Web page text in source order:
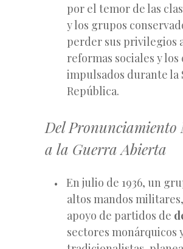
por el temor de las
y los grupos
perder sus privilegios
reformas sociales y los
impulsados durante la
República.
Del
a la Guerra Abierta
En julio de 1936, un
altos mandos
apoyo de partidos de
sectores monárquicos